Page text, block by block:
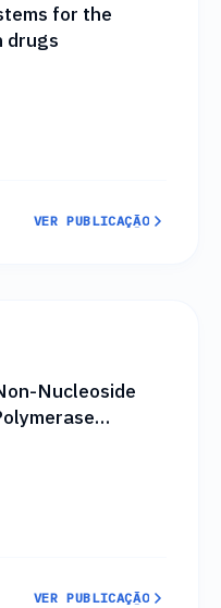
for the
drugs
VER PUBLICAÇÃO
Nucleoside
VER PUBLICAÇÃO